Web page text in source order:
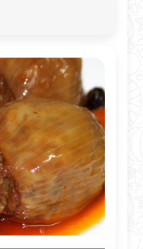
плова,
и очень